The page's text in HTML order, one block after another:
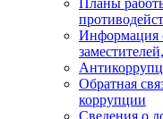
Планы
Информация
Обратная
коррупции